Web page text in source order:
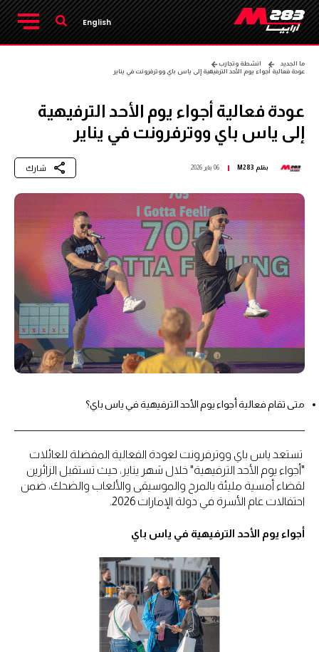
English
ما الجديد
انشطة وتجارب
عودة فعالية أجواء يوم الأحد الترفيهية إلى ياس باي ووترفرونت في يناير
عودة فعالية أجواء يوم الأحد الترفيهية
إلى ياس باي ووترفرونت في يناير
بقلم M283 06 يناير 2026 شارك
متى تقام فعالية أجواء يوم الأحد الترفيهية في ياس باي؟
تستعد ياس باي ووترفرونت لعودة الفعالية المفضلة للعائلات
"أجواء يوم الأحد الترفيهية" خلال شهر يناير، حيث تستقبل الزائرين
لقضاء أمسية مليئة بالمرح والموسيقى والألعاب والضحك، ضمن
احتفالات عام الأسرة في دولة الإمارات 2026.
أجواء يوم الأحد الترفيهية في ياس باي